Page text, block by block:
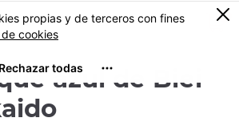
0
azul de Biei